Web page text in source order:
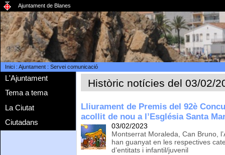
Ajuntament de Blanes
Inici: Ajuntament: Servei comunicació
L'Ajuntament
Tema a tema
La Ciutat
Ciutadans
Històric notícies del 03/02/
Lliurament de Premis del 92è
acollit de nou a l’Església Santa
03/02/2023
Montserrat Moraleda, Can Bruno,
han guanyat en les respectives
d’entitats i infantil/juvenil